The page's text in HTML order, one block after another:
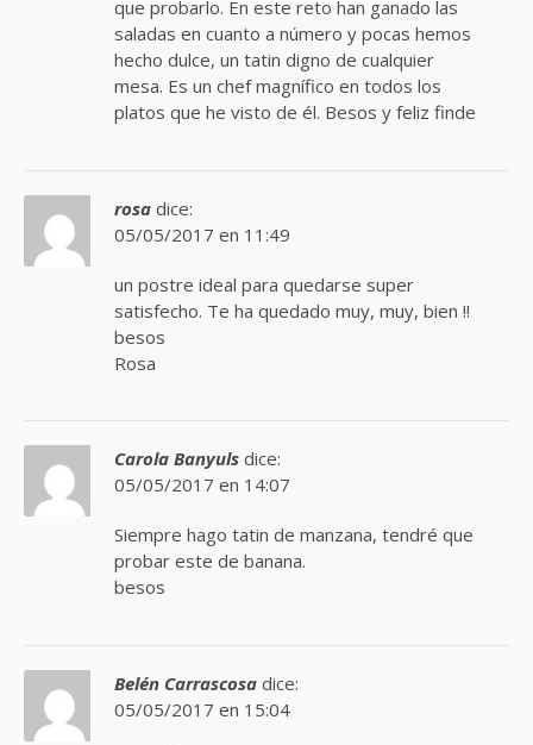
que probarlo. En este reto han ganado las
saladas en cuanto a número y pocas hemos
hecho dulce, un tatin digno de cualquier
mesa. Es un chef magnífico en todos los
platos que he visto de él. Besos y feliz finde
rosa dice:
05/05/2017 en 11:49
un postre ideal para quedarse super
satisfecho. Te ha quedado muy, muy, bien !!
besos
Rosa
Carola Banyuls dice:
05/05/2017 en 14:07
Siempre hago tatin de manzana, tendré que
probar este de banana.
besos
Belén Carrascosa dice:
05/05/2017 en 15:04